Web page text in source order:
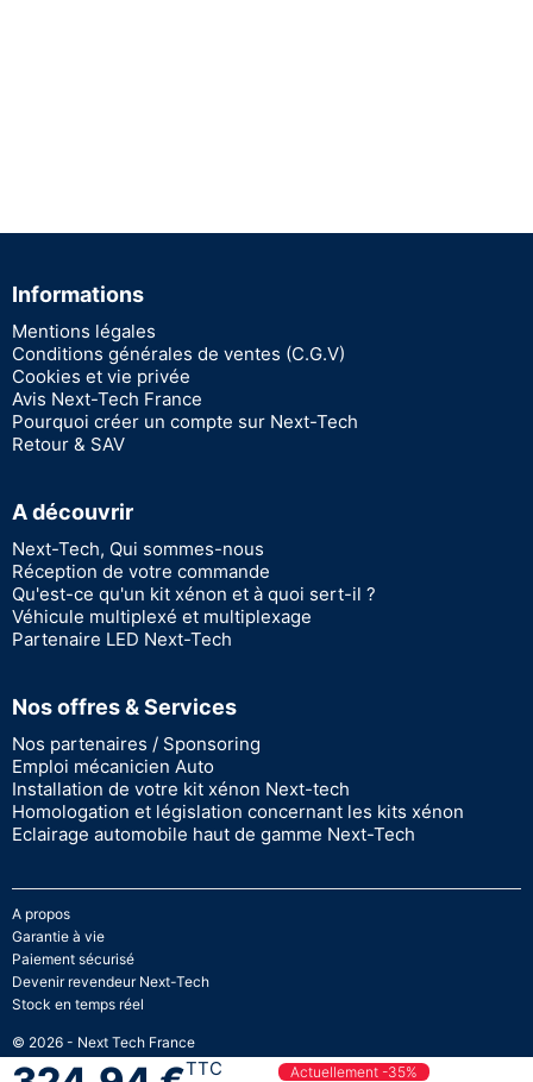
TTC Actuellement -35%
Informations
Mentions légales
Conditions générales de ventes (C.G.V)
Cookies et vie privée
Avis Next-Tech France
Pourquoi créer un compte sur Next-Tech
Retour & SAV
A découvrir
Next-Tech, Qui sommes-nous
Réception de votre commande
Qu'est-ce qu'un kit xénon et à quoi sert-il ?
Véhicule multiplexé et multiplexage
Partenaire LED Next-Tech
Nos offres & Services
Nos partenaires / Sponsoring
Emploi mécanicien Auto
Installation de votre kit xénon Next-tech
Homologation et législation concernant les kits xénon
Eclairage automobile haut de gamme Next-Tech
A propos
Garantie à vie
Paiement sécurisé
Devenir revendeur Next-Tech
Stock en temps réel
© 2026 - Next Tech France